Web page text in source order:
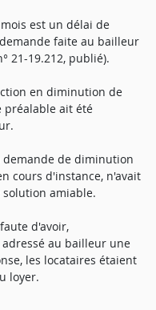
est un délai de
faite au bailleur
21-19.212, publié).
en diminution de
préalable ait été
demande de diminution
cours d'instance, n'avait
amiable.
d'avoir,
au bailleur une
les locataires étaient
loyer.